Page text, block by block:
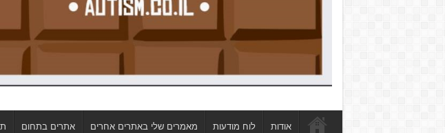
אודות לוח מודעות מאמרים שלי באתרים אחרים אתרים בתחום